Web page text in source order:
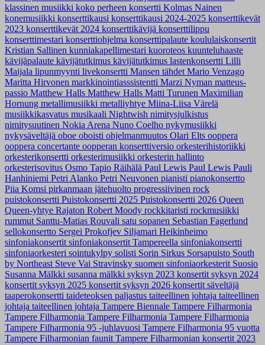
klassinen musiikki koko perheen konsertti Kolmas Nainen
konemusiikki konserttikausi konserttikausi 2024-2025 konserttikevät
2023 konserttikevät 2024 konserttikävijä konserttilippu
konserttimestari konserttiohjelma konserttipalaute koululaiskonsertit
Kristian Sallinen kunniakapellimestari kuoroteos kuunteluhaaste
kävijäpalaute kävijätutkimus kävijätutkimus lastenkonsertti Lilli
Maijala lipunmyynti livekonsertti Mansen tähdet Mario Venzago
Maritta Hirvonen markkinointiasssistentti Marzi Nyman matteus-
passio Matthew Halls Matthew Halls Matti Turunen Maximilian
Hornung metallimusiikki metalliyhtye Miina-Liisa Värelä
musiikkikasvatus musikaali Nightwish nimitysjulkistus
nimitysuutinen Nokia Arena Nuno Coelho nykymusiikki
nykysäveltäjä oboe oboisti ohjelmanmuutos Olari Elts ooppera
ooppera concertante oopperan konserttiversio orkesterihistoriikki
orkesterikonsertti orkesterimusiikki orkesterin hallinto
orkesterisovitus Osmo Tapio Räihälä Paul Lewis Paul Lewis Pauli
Hanhiniemi Petri Alanko Petri Neuvonen pianisti pianokonsertto
Piia Komsi pirkanmaan jätehuolto progressiivinen rock
puistokonsertti Puistokonsertti 2025 Puistokonsertti 2026 Queen
Queen-yhtye Rajaton Robert Moody rockkitaristi rockmusiikki
rummut Santtu-Matias Rouvali satu sopanen Sebastian Fagerlund
sellokonsertto Sergei Prokofjev Siljamari Heikinheimo
sinfoniakonsertit sinfoniakonsertit Tampereella sinfoniakonsertti
sinfoniaorkesteri sointukylpy solisti Sorin Sirkus Sorsapuisto South
by Northeast Steve Vai Stravinsky suomen sinfoniaorkesterit Suosio
Susanna Mälkki susanna mälkki syksyn 2023 konsertit syksyn 2024
konsertit syksyn 2025 konsertit syksyn 2026 konsertit säveltäjä
taaperokonsertti taideteoksen paljastus taiteellinen johtaja taiteellinen
johtaja taiteellinen johtaja Tampere Biennale Tampere Filharmonia
Tampere Filharmonia Tampere Filharmonia Tampere Filharmonia
Tampere Filharmonia 95 -juhlavuosi Tampere Filharmonia 95 vuotta
Tampere Filharmonian faunit Tampere Filharmonian konsertit 2023